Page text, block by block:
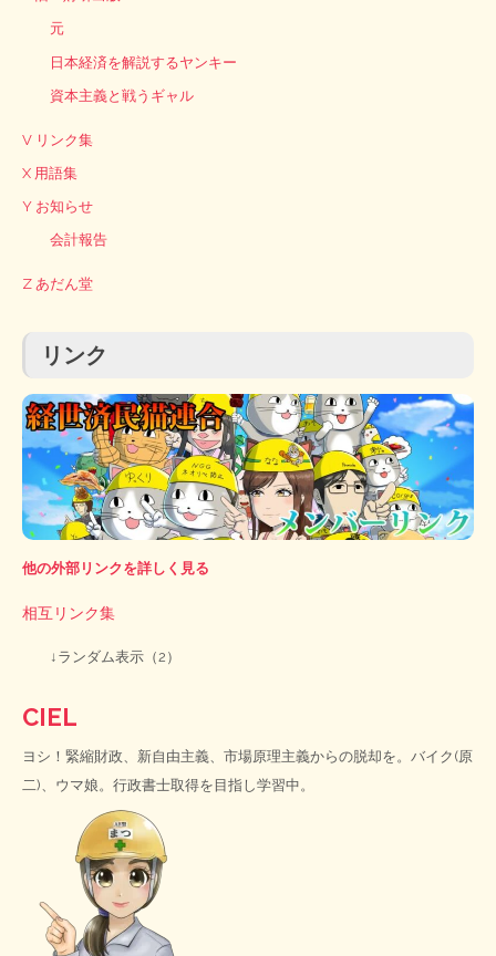
元
日本経済を解説するヤンキー
資本主義と戦うギャル
V リンク集
X 用語集
Y お知らせ
会計報告
Z あだん堂
リンク
他の外部リンクを詳しく見る
相互リンク集
↓ランダム表示（2）
CIEL
ヨシ！緊縮財政、新自由主義、市場原理主義からの脱却を。バイク(原
二)、ウマ娘。行政書士取得を目指し学習中。